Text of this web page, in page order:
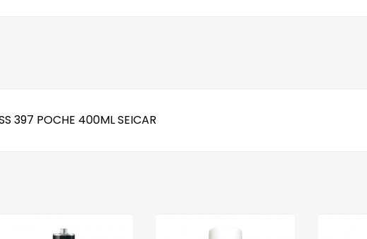
397 POCHE 400ML SEICAR